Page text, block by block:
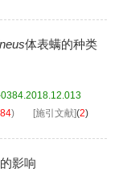
体表螨的种类
84) [施引文献](2)
影响